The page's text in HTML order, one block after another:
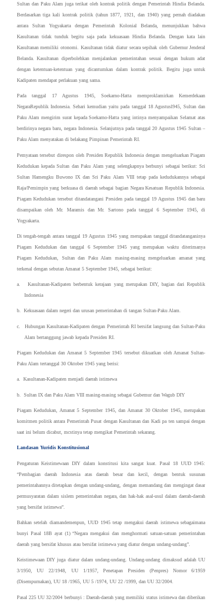
Sultan dan Paku Alam juga terikat oleh kontrak politik dengan Pemerintah Hindia Belanda.
Berdasarkan tiga kali kontrak politik (tahun 1877, 1921, dan 1940) yang pernah diadakan
antara Sultan Yogyakarta dengan Pemerintah Kolonial Belanda, menunjukkan bahwa
Kasultanan tidak tunduk begitu saja pada kekuasaan Hindia Belanda. Dengan kata lain
Kasultanan memiliki otonomi. Kasultanan tidak diatur secara sepihak oleh Gubernur Jenderal
Belanda. Kasultanan diperbolehkan menjalankan pemerintahan sesuai dengan hukum adat
dengan ketentuan-ketentuan yang dicantumkan dalam kontrak politik. Begitu juga untuk
Kadipaten mendapat perlakuan yang sama.
Pada tanggal 17 Agustus 1945, Soekarno-Hatta memproklamirkan Kemerdekaan
NegaraRepublik Indonesia. Sehari kemudian yaitu pada tanggal 18 Agustusl945, Sultan dan
Paku Alam mengirim surat kepada Soekarno-Hatta yang intinya menyampaikan Selamat atas
berdirinya negara baru, negara Indonesia. Selanjutnya pada tanggal 20 Agustus 1945 Sultan –
Paku Alam menyatakan di belakang Pimpinan Pemerintah RI.
Pemyataan tersebut direspon oleh Presiden Republik Indonesia dengan mengeluarkan Piagam
Kedudukan kepada Sultan dan Paku Alam yang selengkapnya berbunyi sebagai berikut: Sri
Sultan Hamengku Buwono IX dan Sri Paku Alam VIII tetap pada kedudukannya sebagai
Raja/Pemimpin yang berkuasa di daerah sebagai bagian Negara Kesatuan Republik Indonesia.
Piagam Kedudukan tersebut ditandatangani Presiden pada tanggal 19 Agustus 1945 dan baru
disampaikan oleh Mr. Maramis dan Mr. Sartono pada tanggal 6 September 1945, di
Yogyakarta.
Di tengah-tengah antara tanggal 19 Agustus 1945 yang merupakan tanggal ditandatanganinya
Piagam Kedudukan dan tanggal 6 September 1945 yang merupakan waktu diterimanya
Piagam Kedudukan, Sultan dan Paku Alam masing-masing mengeluarkan amanat yang
terkenal dengan sebutan Amanat 5 September 1945, sebagai berikut:
a. Kasultanan-Kadipaten berbentuk kerajaan yang merupakan DIY, bagian dari Republik
Indonesia
b. Kekuasaan dalam negeri dan urusan pemerintahan di tangan Sultan-Paku Alam.
c. Hubungan Kasultanan-Kadipaten dengan Pemerintah RI bersifat langsung dan Sultan-Paku
Alam bertanggung jawab kepada Presiden RI.
Piagam Kedudukan dan Amanat 5 September 1945 tersebut dikuatkan oleh Amanat Sultan-
Paku Alam tertanggal 30 Oktober 1945 yang berisi:
a. Kasultanan-Kadipaten menjadi daerah istimewa
b. Sultan IX dan Paku Alam VIII masing-masing sebagai Gubemur dan Wagub DIY
Piagam Kedudukan, Amanat 5 September 1945, dan Amanat 30 Oktober 1945, merupakan
komitmen politik antara Pemerintah Pusat dengan Kasultanan dan Kadi pa ten sampai dengan
saat ini belum dicabut, mcstinya tetap mengikat Pemerintah sekarang.
Landasan Yuridis Konstitusional
Pengaturan Keistimewaan DIY dalam konstitusi kita sangat kuat. Pasal 18 UUD 1945:
“Pembagian daerah Indonesia atas daerah besar dan kecil, dengan bentuk susunan
pemerintahannya ditetapkan dengan undang-undang, dengan memandang dan mengingat dasar
permusyaratan dalam sislem pemerintahan negara, dan hak-hak asal-usul dalam daerah-daerah
yang bersifat istimewa”.
Bahkan setelah diamandemenpun, UUD 1945 tetap mengakui daerah istimewa sebagaimana
bunyi Pasal 18B ayat (1) “Negara mengakui dan menghormati satuan-satuan pemerintahan
daerah yang bersifat khusus atau bersifat istimewa yang diatur dengan undang-undang”.
Keistimewaan DIY juga diatur dalam undang-undang. Undang-undang dimaksud adalah UU
3/1950, UU 22/1948, UU 1/1957, Penetapan Presiden (Penpres) Nomor 6/1959
(Disempurnakan), UU 18 /1965, UU 5 /1974, UU 22 /1999, dan UU 32/2004.
Pasal 225 UU 32/2004 berbunyi : Daerah-daerah yang memiliki status istimewa dan diberikan